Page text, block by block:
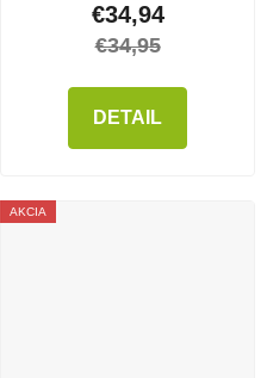
€34,94
€34,95
DETAIL
AKCIA